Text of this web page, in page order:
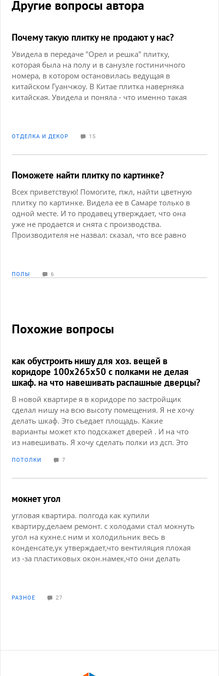
Другие вопросы автора
Почему такую плитку не продают у нас?
Увидела в передаче "Орел и решка" плитку,
которая была на полу и в санузле гостиничного
номера, в котором остановилась ведущая в
китайском Гуанчжоу. В Китае плитка наверняка
китайская. Увидела и поняла - что именно такая
Неужели на нее нет спроса? Не верю. Печально. Я
ОТДЕЛКА И ДЕКОР 15
Поможете найти плитку по картинке?
Всех приветствую! Помогите, пжл, найти цветную
плитку по картинке. Видела ее в Самаре только в
одной месте. И то продавец утверждает, что она
уже не продается и снята с производства.
Производителя не назвал: сказал, что все равно
попробую найти ее через интернет или
ПОЛЫ 6
Похожие вопросы
как обустроить нишу для хоз. вещей в
коридоре 100х265х50 с полками не делая
шкаф. на что навешивать распашные дверцы?
В новой квартире я в коридоре по застройщик
сделал нишу на всю высоту помещения. Я не хочу
делать шкаф. Это съедает площадь. Какие
варианты может кто подскажет дверей . И на что
из навешивать. Я хочу сделать полки из дсп. Это
бытовой химии и архивов.
ПОТОЛКИ 7
мокнет угол
угловая квартира. полгода как купили
квартиру,делаем ремонт. с холодами стал мокнуть
угол на кухне.с ним и холодильник весь в
конденсате,ук утверждает,что вентиляция плохая
из -за пластиковых окон.намек,что они делать
повлиять. кухня самое холодное помещение в
РАЗНОЕ 27